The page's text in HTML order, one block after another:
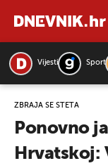
Vijesti Sport
ZBRAJA SE ŠTETA
Ponovno
Hrvatskoj:
PRETRAŽITE VIJESTI